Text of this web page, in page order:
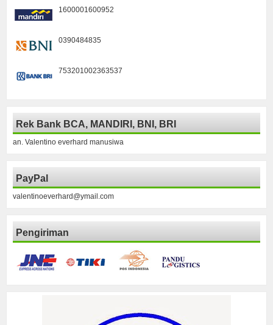
1600001600952
0390484835
753201002363537
Rek Bank BCA, MANDIRI, BNI, BRI
an. Valentino everhard manusiwa
PayPal
valentinoeverhard@ymail.com
Pengiriman